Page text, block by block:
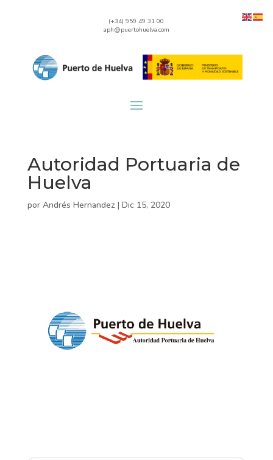
(+34) 959 49 31 00
aph@puertohuelva.com
Autoridad Portuaria de
Huelva
por Andrés Hernandez | Dic 15, 2020